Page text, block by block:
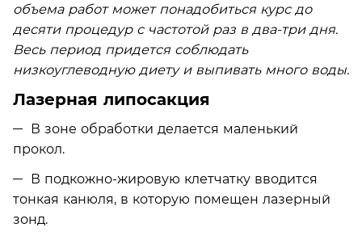
объема работ может понадобиться курс до
десяти процедур с частотой раз в два-три дня.
Весь период придется соблюдать
низкоуглеводную диету и выпивать много воды.
Лазерная липосакция
В зоне обработки делается маленький
прокол.
В подкожно-жировую клетчатку вводится
тонкая канюля, в которую помещен лазерный
зонд.